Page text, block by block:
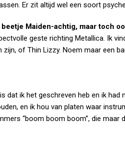
Er zit altijd wel een soort
Maiden-achtig, maar toch
geste richting Metallica. Ik
of Thin Lizzy. Noem maar een
dat ik het geschreven heb en ik
en ik hou van platen waar
“boom boom boom”, die